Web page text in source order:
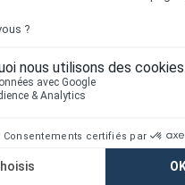
de notaire
vous tournez vers une
faire des travaux de
et doivent être ajoutés